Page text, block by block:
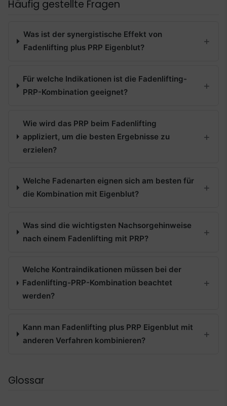
Häufig gestellte Fragen
Was ist der synergistische Effekt von
Fadenlifting plus PRP Eigenblut?
Für welche Indikationen ist die Fadenlifting-
PRP-Kombination geeignet?
Wie wird das PRP beim Fadenlifting
appliziert, um die besten Ergebnisse zu
erzielen?
Welche Fadenarten eignen sich am besten für
die Kombination mit Eigenblut?
Was sind die wichtigsten Nachsorgehinweise
nach einem Fadenlifting mit PRP?
Welche Kontraindikationen müssen bei der
Fadenlifting-PRP-Kombination beachtet
werden?
Kann man Fadenlifting plus PRP Eigenblut mit
anderen Verfahren kombinieren?
Glossar